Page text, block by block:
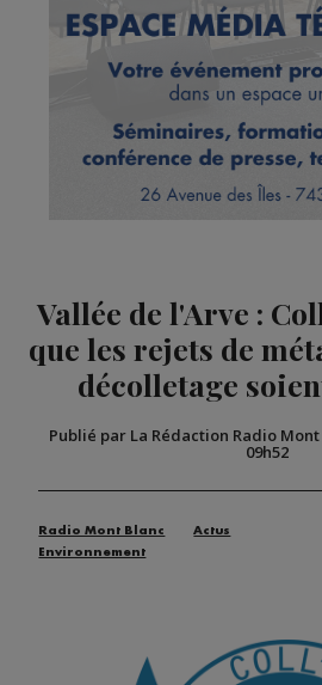
Vallée de l'Arve :
que les rejets de
décolletage
Publié par La Rédaction Radio Mont
09h52
Radio Mont Blanc
Actus
Environnement